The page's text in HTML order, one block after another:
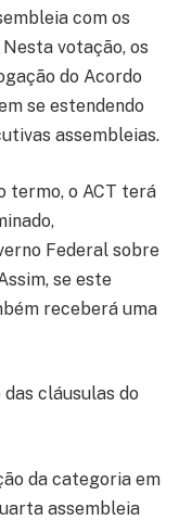
com os
votação, os
do Acordo
se estendendo
assembleias.
termo, o ACT terá
Federal sobre
se este
receberá uma
cláusulas do
da categoria em
assembleia